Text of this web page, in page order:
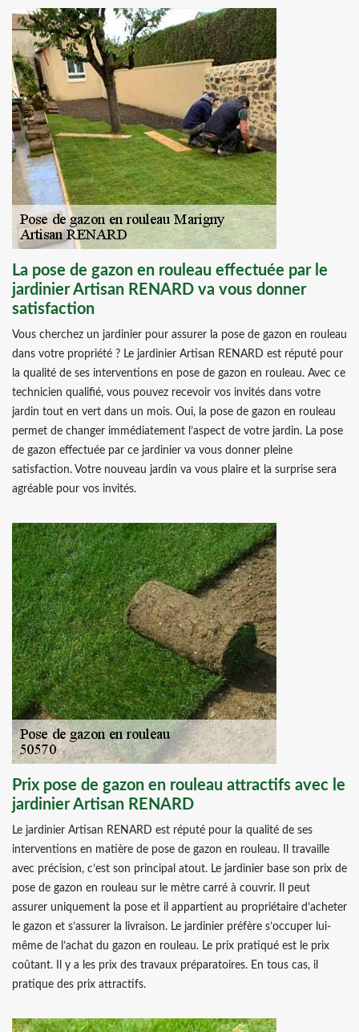
La pose de gazon en rouleau effectuée par le
jardinier Artisan RENARD va vous donner
satisfaction
Vous cherchez un jardinier pour assurer la pose de gazon en rouleau
dans votre propriété ? Le jardinier Artisan RENARD est réputé pour
la qualité de ses interventions en pose de gazon en rouleau. Avec ce
technicien qualifié, vous pouvez recevoir vos invités dans votre
jardin tout en vert dans un mois. Oui, la pose de gazon en rouleau
permet de changer immédiatement l’aspect de votre jardin. La pose
de gazon effectuée par ce jardinier va vous donner pleine
satisfaction. Votre nouveau jardin va vous plaire et la surprise sera
agréable pour vos invités.
Prix pose de gazon en rouleau attractifs avec le
jardinier Artisan RENARD
Le jardinier Artisan RENARD est réputé pour la qualité de ses
interventions en matière de pose de gazon en rouleau. Il travaille
avec précision, c’est son principal atout. Le jardinier base son prix de
pose de gazon en rouleau sur le mètre carré à couvrir. Il peut
assurer uniquement la pose et il appartient au propriétaire d’acheter
le gazon et s’assurer la livraison. Le jardinier préfère s’occuper lui-
même de l’achat du gazon en rouleau. Le prix pratiqué est le prix
coûtant. Il y a les prix des travaux préparatoires. En tous cas, il
pratique des prix attractifs.